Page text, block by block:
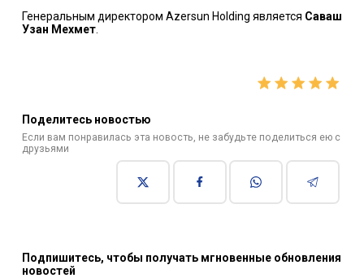
Генеральным директором Azersun Holding является Саваш
Узан Мехмет.
Поделитесь новостью
Если вам понравилась эта новость, не забудьте поделиться ею с
друзьями
Подпишитесь, чтобы получать мгновенные обновления
новостей